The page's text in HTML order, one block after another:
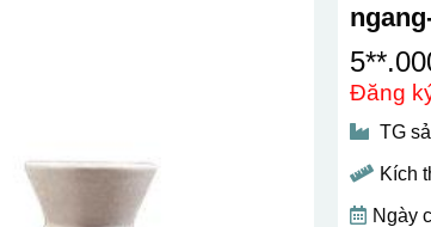
Đăng
TG
Kích
Ngày